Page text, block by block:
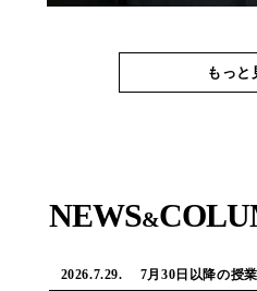
もっと
NEWS&
2026.7.29. 7月30日以降の授